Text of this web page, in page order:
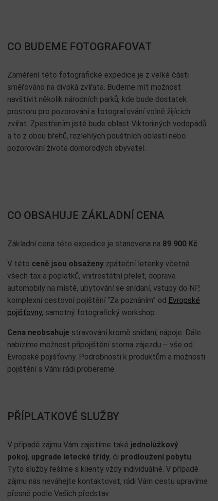
CO BUDEME FOTOGRAFOVAT
Zaměření této fotografické expedice je z velké části
směřováno na divoká zvířata. Budeme mít možnost
navštívit několik národních parků, kde bude dostatek
prostoru pro pozorování a fotografování volně žijících
zvířat. Zpestřením jistě bude oblast Viktoriiných vodopádů
a to z obou břehů, rozlehlých pouštních oblastí nebo
pozorování života domorodých obyvatel.
CO OBSAHUJE ZÁKLADNÍ CENA
Základní cena této expedice je stanovena na 89 900 Kč
V této ceně jsou obsaženy zpáteční letenky včetně
všech tax a poplatků, vnitrostátní přelet, doprava
automobily na místě, ubytování se snídaní, vstupy do NP,
komplexní cestovní pojištění “Za poznáním” od Evropské
pojišťovny, samotný fotografický workshop.
Cena neobsahuje stravování kromě snídaní, nápoje. Dále
nabízíme možnost připojištění storna zájezdu – vše od
Evropské pojišťovny. Podrobnosti k produktům a možnosti
pojištění s Vámi rádi probereme.
PŘÍPLATKOVÉ SLUŽBY
V případě zájmu Vám zajistíme také jednolůžkový
pokoj, upgrade letecké třídy, či prodloužení pobytu.
Tyto služby řešíme s klienty vždy individuálně. V případě
zájmu nás neváhejte kontaktovat, rádi Vám cestu upravíme
přesně podle Vašich představ.